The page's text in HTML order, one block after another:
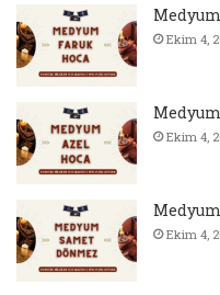
Ekim 4,
Ekim 4,
Ekim 4,